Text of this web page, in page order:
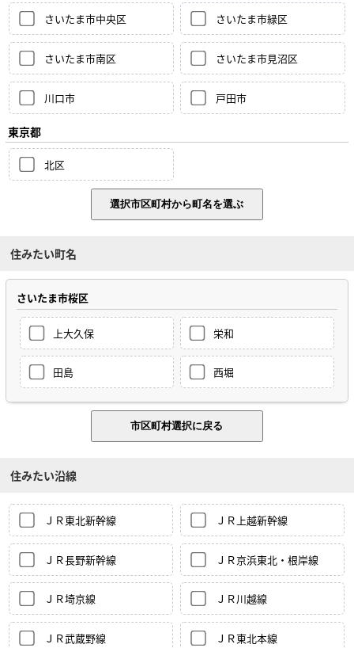
さいたま市中央区 さいたま市緑区
さいたま市南区 さいたま市見沼区
川口市 戸田市
東京都
北区
住みたい町名
さいたま市桜区
上大久保 栄和
田島 西堀
住みたい沿線
ＪＲ東北新幹線 ＪＲ上越新幹線
ＪＲ長野新幹線 ＪＲ京浜東北・根岸線
ＪＲ埼京線 ＪＲ川越線
ＪＲ武蔵野線 ＪＲ東北本線